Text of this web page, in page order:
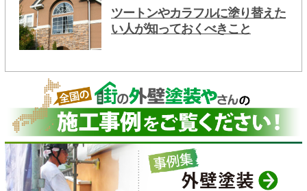
ツートンやカラフルに塗り替えた
い人が知っておくべきこと